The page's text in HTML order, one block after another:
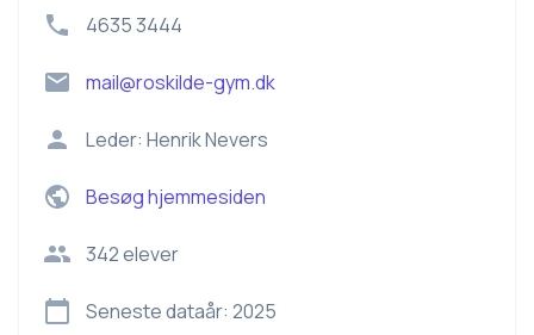
4635 3444
mail@roskilde-gym.dk
Leder: Henrik Nevers
Besøg hjemmesiden
342elever
Seneste dataår: 2025